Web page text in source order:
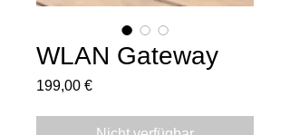
WLAN Gateway
199,00 €Preis